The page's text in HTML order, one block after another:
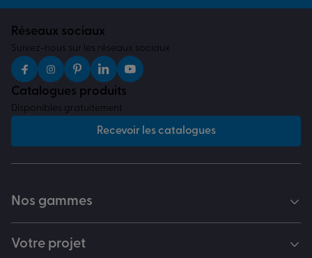
Réseaux sociaux
Suivez-nous sur les réseaux sociaux
Catalogues produits
Disponibles gratuitement
Recevoir les catalogues
Nos gammes
Votre projet